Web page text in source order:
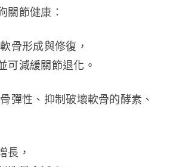
關節健康：
骨形成與修復，
可減緩關節退化。
彈性、抑制破壞軟骨的酵素、
長，